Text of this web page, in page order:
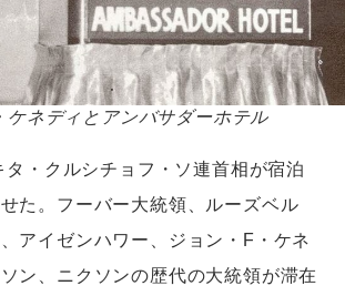
ケネディとアンバサダーホテル
・クルシチョフ・ソ連首相が宿泊
た。フーバー大統領、ルーズベル
アイゼンハワー、ジョン・F・ケネ
ン、ニクソンの歴代の大統領が滞在